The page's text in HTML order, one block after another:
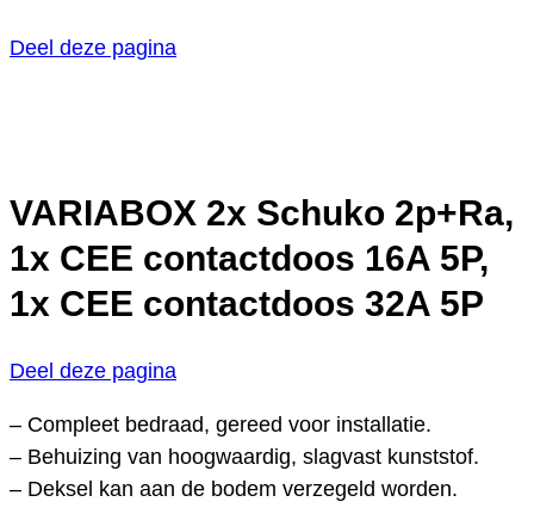
Deel deze pagina
VARIABOX 2x Schuko 2p+Ra,
1x CEE contactdoos 16A 5P,
1x CEE contactdoos 32A 5P
Deel deze pagina
– Compleet bedraad, gereed voor installatie.
– Behuizing van hoogwaardig, slagvast kunststof.
– Deksel kan aan de bodem verzegeld worden.